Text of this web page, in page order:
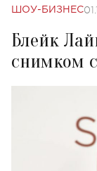
ШОУ-БИЗНЕС
Блейк
снимком